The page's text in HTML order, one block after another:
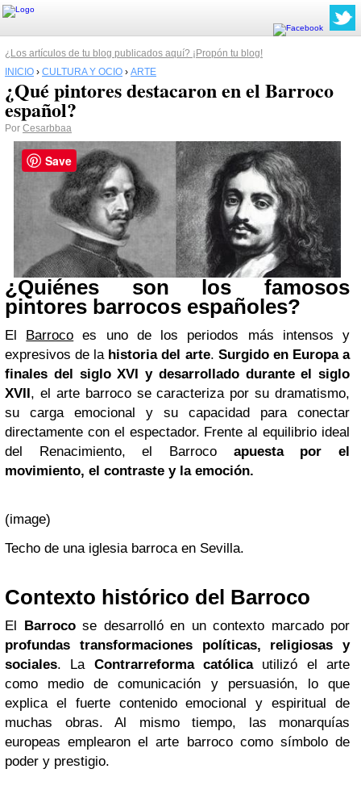
¿Los artículos de tu blog publicados aquí? ¡Propón tu blog!
INICIO › CULTURA Y OCIO › ARTE
¿Qué pintores destacaron en el Barroco
español?
Por Cesarbbaa
¿Quiénes son los famosos
pintores barrocos españoles?
El Barroco es uno de los periodos más intensos y
expresivos de la historia del arte. Surgido en Europa a
finales del siglo XVI y desarrollado durante el siglo
XVII , el arte barroco se caracteriza por su dramatismo,
su carga emocional y su capacidad para conectar
directamente con el espectador. Frente al equilibrio ideal
del Renacimiento, el Barroco apuesta por el
movimiento, el contraste y la emoción.
(image)
Techo de una iglesia barroca en Sevilla.
Contexto histórico del Barroco
El Barrocose desarrolló en un contexto marcado por
profundas transformaciones políticas, religiosas y
sociales. LaContrarreforma católicautilizó el arte
como medio de comunicación y persuasión, lo que
explica el fuerte contenido emocional y espiritual de
muchas obras. Al mismo tiempo, las monarquías
europeas emplearon el arte barroco como símbolo de
poder y prestigio.
Save